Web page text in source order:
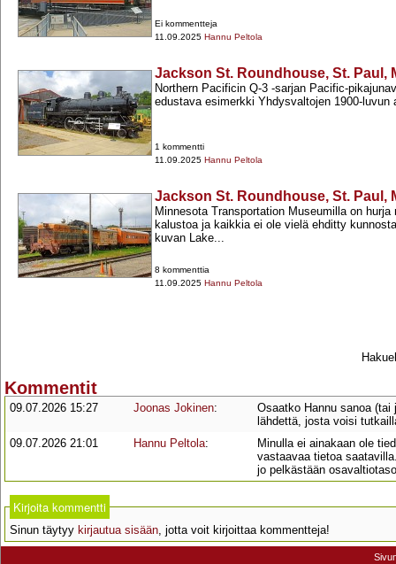
Ei kommentteja
11.09.2025 Hannu Peltola
Jackson St. Roundhouse, St. Paul,
Northern Pacificin Q-​3 -​sarjan Pacific-​
edustava esimerkki Yhdysvaltojen 1900-​luvun
1 kommentti
11.09.2025 Hannu Peltola
Jackson St. Roundhouse, St. Paul,
Minnesota Transportation Museumilla on hurja
kalustoa ja kaikkia ei ole vielä ehditty
kuvan Lake...
8 kommenttia
11.09.2025 Hannu Peltola
Kommentit
09.07.2026 15:27 Joonas Jokinen:
Osaatko Hannu sanoa
lähdettä, josta voisi
09.07.2026 21:01
Hannu Peltola:
Minulla ei ainakaan ole
vastaavaa tietoa
jo pelkästään
Kirjoita kommentti
Sinun täytyy kirjautua sisään, jotta voit kirjoittaa kommentteja!